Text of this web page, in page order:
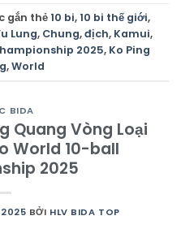
gắn thẻ 10 bi, 10 bi thế giới,
Lung, Chung,địch, Kamui,
2025, Ko Ping
,World
BIDA
Quang Vòng Loại
World 10-ball
2025
2025 BỞI HLV BIDA TOP